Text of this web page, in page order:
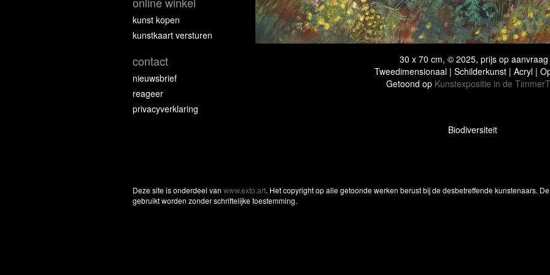
30 x 70 cm, © 2025, prijs op aanvraag
Tweedimensionaal | Schilderkunst | Acryl |
Getoond op Kunstexpositie in de
Biodiversiteit
kunst kopen
kunstkaart versturen
contact
nieuwsbrief
reageer
privacyverklaring
Deze site is onderdeel van www.exto.art. Het copyright op alle getoonde werken berust bij de desbetreffende kunstenaars.
gebruikt worden zonder schriftelijke toestemming.